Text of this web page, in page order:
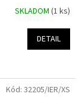
SKLADOM (1 ks)
DETAIL
Kód: 32205/IER/XS